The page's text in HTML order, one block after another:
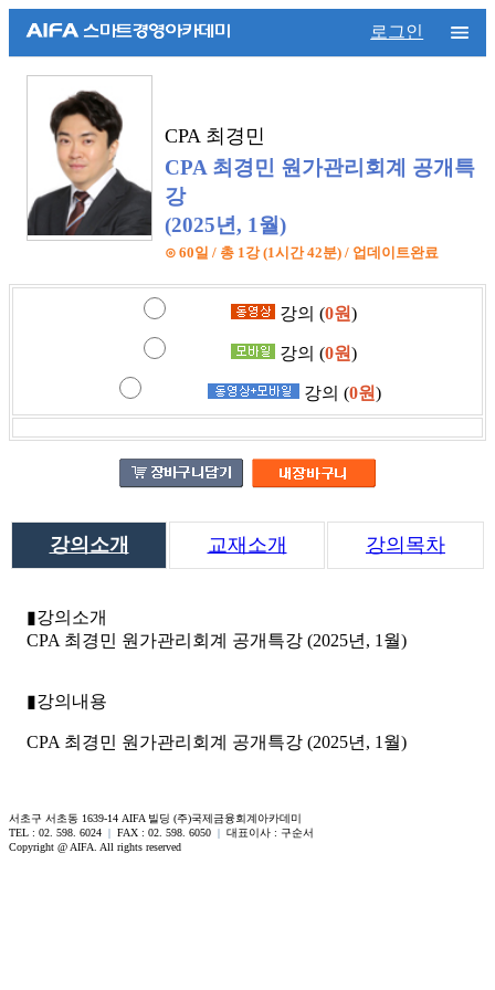
로그인
CPA 최경민
CPA 최경민 원가관리회계 공개특
강
(2025년, 1월)
⊙ 60일 / 총 1강 (1시간 42분) / 업데이트완료
강의 (0원)
강의 (0원)
강의 (0원)
강의소개 교재소개 강의목차
▮강의소개
CPA 최경민 원가관리회계 공개특강 (2025년, 1월)
▮강의내용
CPA 최경민 원가관리회계 공개특강 (2025년, 1월)
서초구 서초동 1639-14 AIFA 빌딩 (주)국제금융회계아카데미
TEL : 02. 598. 6024 | FAX : 02. 598. 6050 | 대표이사 : 구순서
Copyright @ AIFA. All rights reserved